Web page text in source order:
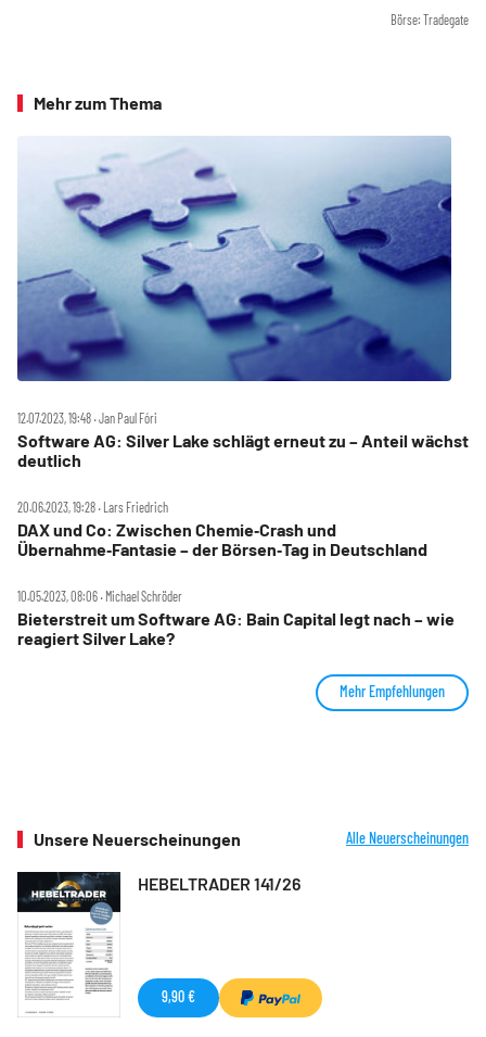
Börse: Tradegate
Mehr zum Thema
12.07.2023, 19:48 ‧ Jan Paul Fóri
Software AG: Silver Lake schlägt erneut zu – Anteil wächst
deutlich
20.06.2023, 19:28 ‧ Lars Friedrich
DAX und Co: Zwischen Chemie‑Crash und
Übernahme‑Fantasie – der Börsen‑Tag in Deutschland
10.05.2023, 08:06 ‧ Michael Schröder
Bieterstreit um Software AG: Bain Capital legt nach – wie
reagiert Silver Lake?
Mehr Empfehlungen
Unsere Neuerscheinungen Alle Neuerscheinungen
HEBELTRADER 141/26
9,90 €